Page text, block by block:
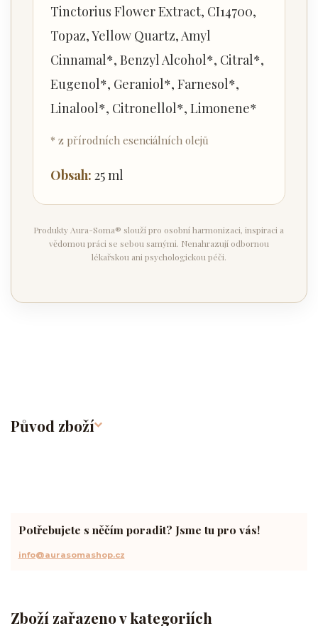
Tinctorius Flower Extract, CI14700,
Topaz, Yellow Quartz, Amyl
Cinnamal*, Benzyl Alcohol*, Citral*,
Eugenol*, Geraniol*, Farnesol*,
Linalool*, Citronellol*, Limonene*
* z přírodních esenciálních olejů
Obsah: 25 ml
Produkty Aura-Soma® slouží pro osobní harmonizaci, inspiraci a
vědomou práci se sebou samými. Nenahrazují odbornou
lékařskou ani psychologickou péči.
Původ zboží
Zboží zařazeno v kategoriích
Potřebujete s něčím poradit? Jsme tu pro vás!
info@aurasomashop.cz